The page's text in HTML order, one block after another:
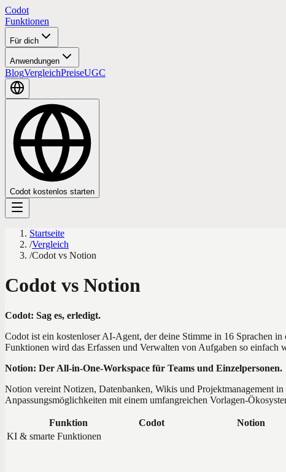
Codot
Funktionen
Für dich
Anwendungen
BlogVergleichPreiseUGC
Codot kostenlos starten
Startseite
/Vergleich
/Codot vs Notion
Codot vs Notion
Codot: Sag es, erledigt.
Codot ist ein kostenloser AI-Agent, der deine Stimme in 16 Sprachen
Funktionen wird das Erfassen und Verwalten von Aufgaben so einfach
Notion: Der All-in-One-Workspace für Teams und Einzelpersonen.
Notion vereint Notizen, Datenbanken, Wikis und Projektmanagement
Anpassungsmöglichkeiten mit einem umfangreichen Vorlagen-
Funktion Codot
Notion
KI & smarte Funktionen